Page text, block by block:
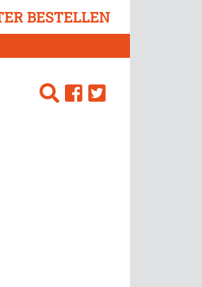
BESTELLEN